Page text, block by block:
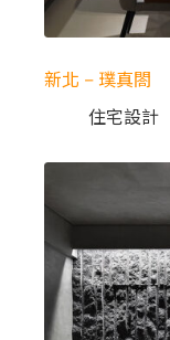
新北 – 璞真閤
住宅設計